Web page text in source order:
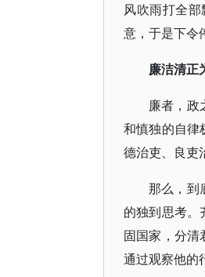
风吹雨打全
意，于是下令
廉洁清正
廉者，政
和慎独的自律
德治吏、良吏
那么，到
的独到思考。
固国家，分清
通过观察他的